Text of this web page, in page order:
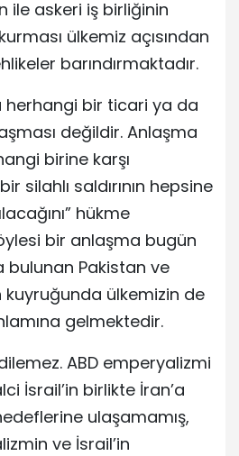
ile askeri iş birliğinin
ülkemiz açısından
barındırmaktadır.
bir ticari ya da
değildir. Anlaşma
birine karşı
silahlı saldırının hepsine
hükme
bir anlaşma bugün
Pakistan ve
kuyruğunda ülkemizin de
gelmektedir.
ABD emperyalizmi
İsrail’in birlikte İran’a
ulaşamamış,
ve İsrail’in